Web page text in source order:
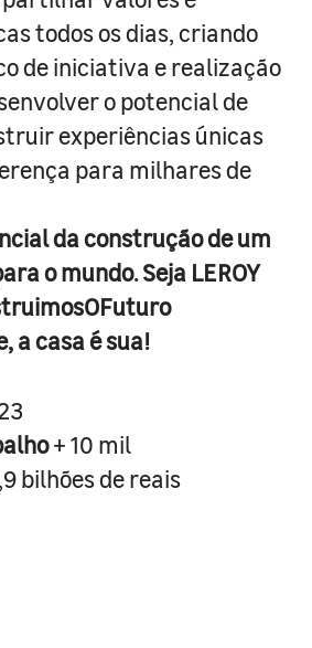
todos os dias, criando
de iniciativa e realização
o potencial de
experiências únicas
para milhares de
da construção de um
o mundo. Seja LEROY
a casa é sua!
+ 10 mil
bilhões de reais